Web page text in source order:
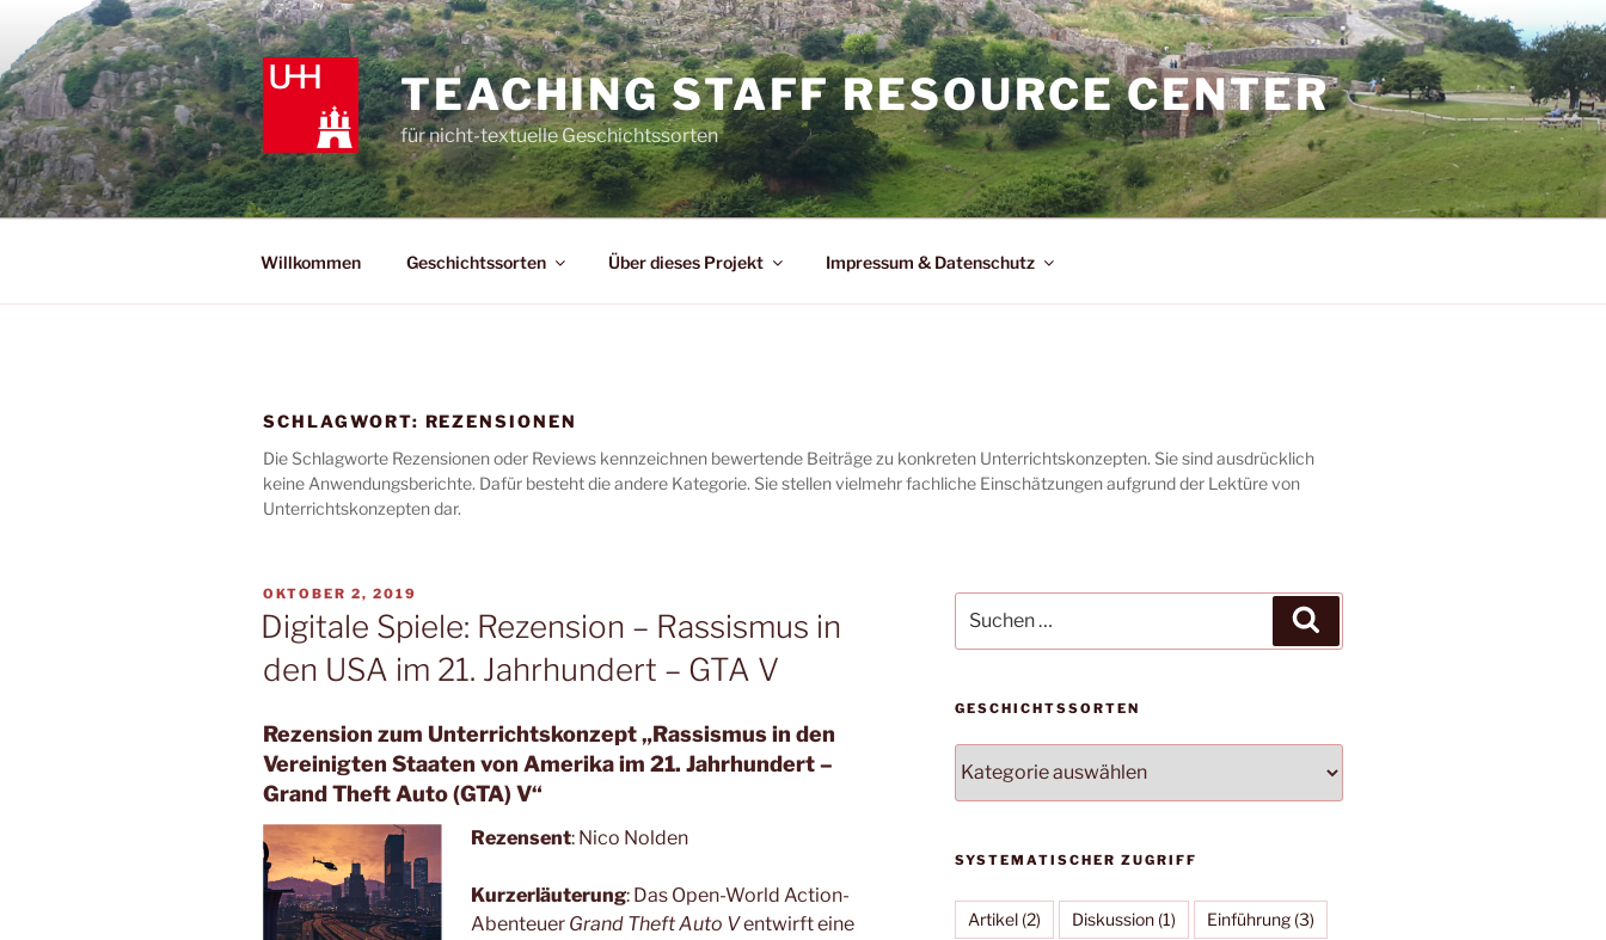
Inhalt
springen
TEACHING STAFF RESOURCE CENTER
für nicht-textuelle Geschichtssorten
Willkommen Geschichtssorten Über dieses Projekt Impressum & Datenschutz
SCHLAGWORT: REZENSIONEN
Die Schlagworte Rezensionen oder Reviews kennzeichnen bewertende Beiträge zu konkreten Unterrichtskonzepten. Sie sind ausdrücklich
keine Anwendungsberichte. Dafür besteht die andere Kategorie. Sie stellen vielmehr fachliche Einschätzungen aufgrund der Lektüre von
Unterrichtskonzepten dar.
VERÖFFENTLICHT
AM
OKTOBER 2, 2019
Digitale Spiele: Rezension – Rassismus in
den USA im 21. Jahrhundert – GTA V
Rezension zum Unterrichtskonzept „Rassismus in den
Vereinigten Staaten von Amerika im 21. Jahrhundert –
Grand Theft Auto (GTA) V“
Rezensent: Nico Nolden
Kurzerläuterung: Das Open-World Action-
Abenteuer Grand Theft Auto Ventwirft eine
nach:
GESCHICHTSSORTEN
SYSTEMATISCHER ZUGRIFF
Artikel(2) Diskussion(1) Einführung(3)